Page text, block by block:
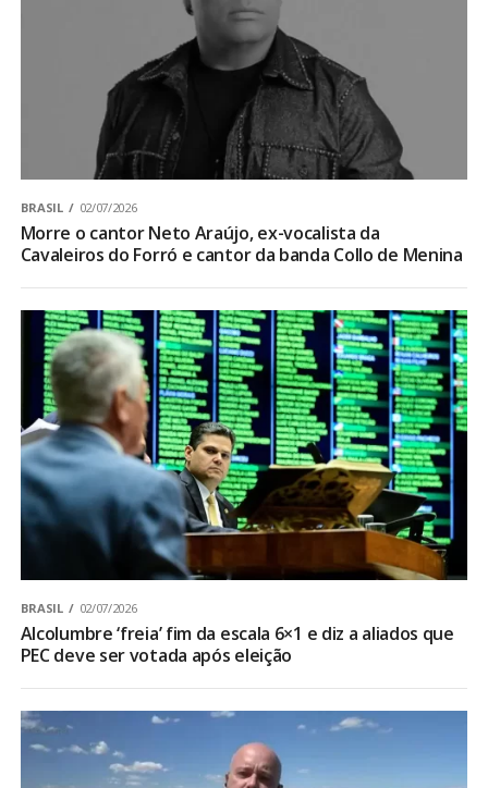
BRASIL 02/07/2026
Morre o cantor Neto Araújo, ex-vocalista da
Cavaleiros do Forró e cantor da banda Collo de Menina
BRASIL 02/07/2026
Alcolumbre ‘freia’ fim da escala 6×1 e diz a aliados que
PEC deve ser votada após eleição